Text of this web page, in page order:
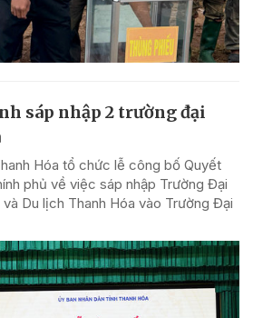
sáp nhập 2 trường đại
Hóa tổ chức lễ công bố Quyết
phủ về việc sáp nhập Trường Đại
Du lịch Thanh Hóa vào Trường Đại